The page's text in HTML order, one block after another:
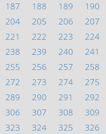
187 188 189
190
204 205 206
207
221 222 223
224
238 239 240
241
255 256 257
258
272 273 274
275
289 290 291
292
306 307 308
309
323 324 325
326